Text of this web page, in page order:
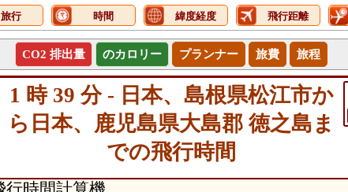
旅行 時間 緯度経度 飛行距離
CO2 排出量 のカロリー プランナー 旅費 旅程
1 時 39 分 - 日本、島根県松江市か
ら日本、鹿児島県大島郡 徳之島ま
での飛行時間